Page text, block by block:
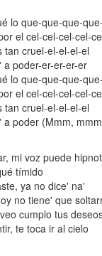
lo que-que-que-
el cel-cel-cel-cel-
tan cruel-el-el-el-el
poder-er-er-er-er
lo que-que-que-
el cel-cel-cel-cel-
tan cruel-el-el-el-el
a poder (Mmm,
mi voz puede
tímido
ya no dice' na'
no tiene' que
cumplo tus
te toca ir al cielo